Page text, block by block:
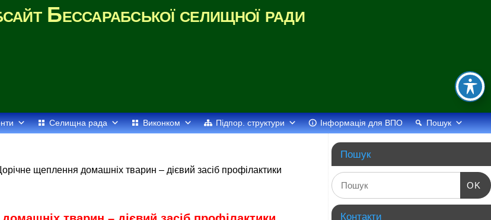
Бессарабської селищної ради
Селищна рада Виконком Підпор. структури Інформація для ВПО Пошук
щеплення домашніх тварин – дієвий засіб профілактики
Пошук
OK
Контакти